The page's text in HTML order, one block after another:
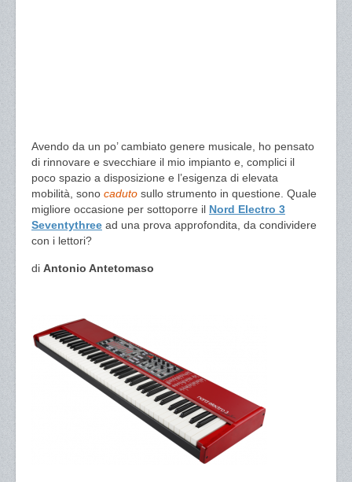
Avendo da un po’ cambiato genere musicale, ho pensato
di rinnovare e svecchiare il mio impianto e, complici il
poco spazio a disposizione e l’esigenza di elevata
mobilità, sono caduto sullo strumento in questione. Quale
migliore occasione per sottoporre il Nord Electro 3
Seventythree ad una prova approfondita, da condividere
con i lettori?
di Antonio Antetomaso